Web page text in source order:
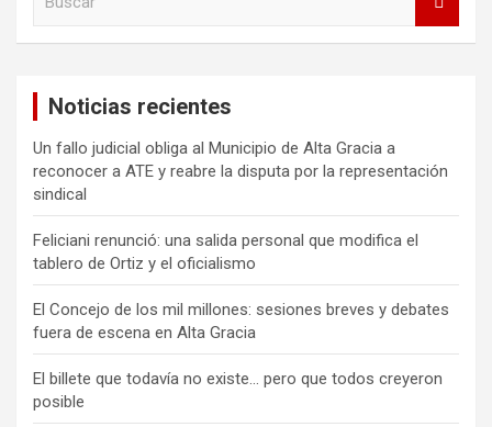
Noticias recientes
Un fallo judicial obliga al Municipio de Alta Gracia a
reconocer a ATE y reabre la disputa por la representación
sindical
Feliciani renunció: una salida personal que modifica el
tablero de Ortiz y el oficialismo
El Concejo de los mil millones: sesiones breves y debates
fuera de escena en Alta Gracia
El billete que todavía no existe… pero que todos creyeron
posible